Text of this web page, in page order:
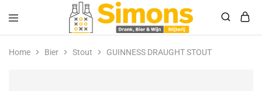
Simonsdrank.nl
Drank,
Bier
&
Home Bier Stout GUINNESS DRAUGHT STOUT